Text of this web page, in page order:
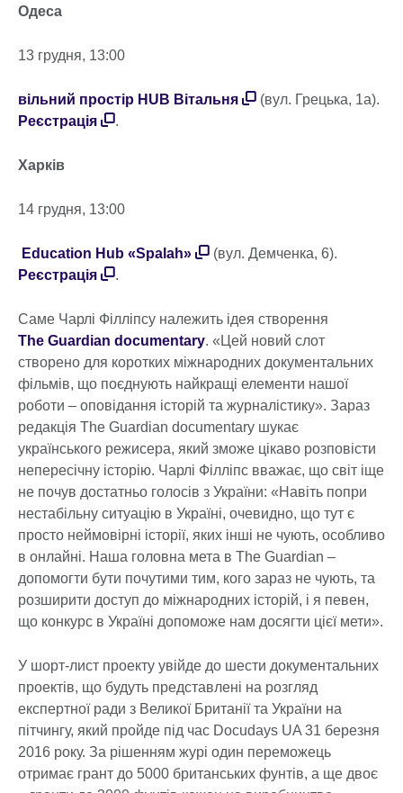
Одеса
13 грудня, 13:00
вільний простір HUB Вітальня
(вул. Грецька, 1а).
Реєстрація
.
Харків
14 грудня, 13:00
Education Hub «Spalah»
(вул. Демченка, 6).
Реєстрація
.
Саме Чарлі Філліпсу належить ідея створення
The Guardian documentary. «Цей новий слот
створено для коротких міжнародних документальних
фільмів, що поєднують найкращі елементи нашої
роботи – оповідання історій та журналістику». Зараз
редакція The Guardian documentary шукає
українського режисера, який зможе цікаво розповісти
непересічну історію. Чарлі Філліпс вважає, що світ іще
не почув достатньо голосів з України: «Навіть попри
нестабільну ситуацію в Україні, очевидно, що тут є
просто неймовірні історії, яких інші не чують, особливо
в онлайні. Наша головна мета в The Guardian –
допомогти бути почутими тим, кого зараз не чують, та
розширити доступ до міжнародних історій, і я певен,
що конкурс в Україні допоможе нам досягти цієї мети».
У шорт-лист проекту увійде до шести документальних
проектів, що будуть представлені на розгляд
експертної ради з Великої Британії та України на
пітчингу, який пройде під час Docudays UA 31 березня
2016 року. За рішенням журі один переможець
отримає грант до 5000 британських фунтів, а ще двоє